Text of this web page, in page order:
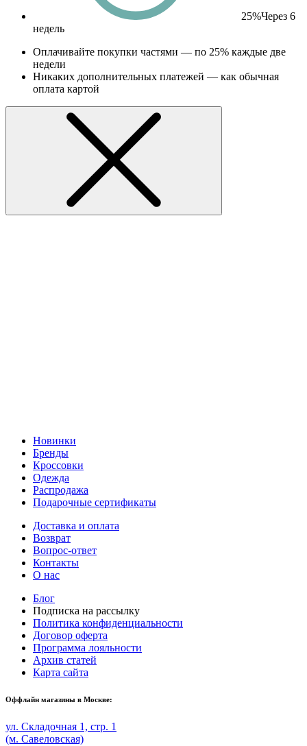
25%Через 6
недель
Оплачивайте покупки частями — по 25% каждые две
недели
Никаких дополнительных платежей — как обычная
оплата картой
Новинки
Бренды
Кроссовки
Одежда
Распродажа
Подарочные сертификаты
Доставка и оплата
Возврат
Вопрос-ответ
Контакты
О нас
Блог
Подписка на рассылку
Политика конфиденциальности
Договор оферта
Программа лояльности
Архив статей
Карта сайта
Оффлайн магазины в Москве:
ул. Складочная 1, стр. 1
(м. Савеловская)